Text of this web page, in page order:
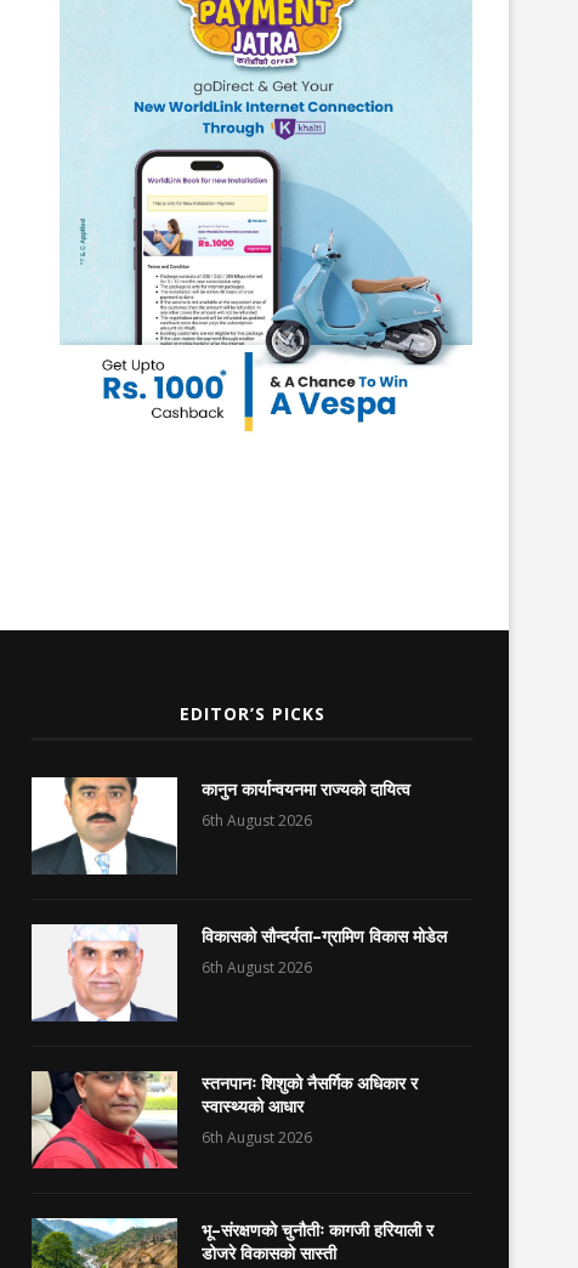
EDITOR’S PICKS
कानुन कार्यान्वयनमा राज्यको दायित्व
6th August 2026
विकासको सौन्दर्यता–ग्रामिण विकास मोडेल
6th August 2026
स्तनपानः शिशुको नैसर्गिक अधिकार र
स्वास्थ्यको आधार
6th August 2026
भू–संरक्षणको चुनौतीः कागजी हरियाली र
डोजरे विकासको सास्ती